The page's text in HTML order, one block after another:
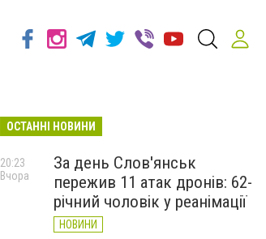
ОСТАННІ НОВИНИ
За день Слов'янськ
пережив 11 атак дронів: 62-
річний чоловік у реанімації
НОВИНИ
20:23
Вчора